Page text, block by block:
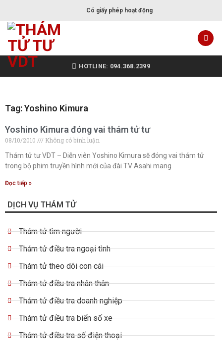
Có giấy phép hoạt động
HOTLINE: 094.368.2399
Tag: Yoshino Kimura
Yoshino Kimura đóng vai thám tử tư
08/10/2010
Không có bình luận
Thám tử tư VDT – Diễn viên Yoshino Kimura sẽ đóng vai thám tử
trong bộ phim truyền hình mới của đài TV Asahi mang
Đọc tiếp »
DỊCH VỤ THÁM TỬ
Thám tử tìm người
Thám tử điều tra ngoại tình
Thám tử theo dõi con cái
Thám tử điều tra nhân thân
Thám tử điều tra doanh nghiệp
Thám tử điều tra biển số xe
Thám tử điều tra số điện thoại